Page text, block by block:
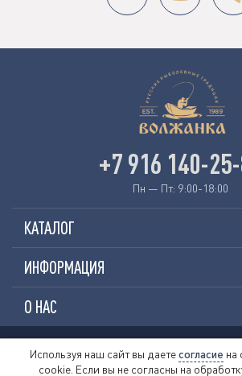
КАТАЛОГ
ИНФОРМАЦИЯ
О НАС
+7 916 140-
Пн — Пт: 9:00-18:00
Используя наш сайт вы даетесогласие на
cookie. Если вы не согласны на